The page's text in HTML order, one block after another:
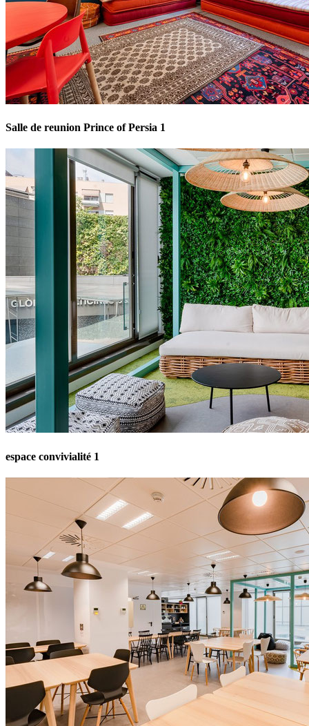
Salle de reunion Prince of Persia 1
espace convivialité 1